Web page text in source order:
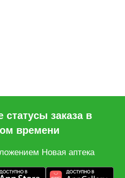
статусы заказа в
времени
Новая аптека